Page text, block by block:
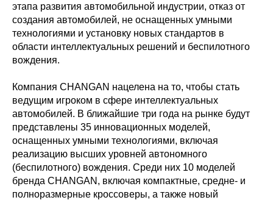
этапа развития автомобильной индустрии, отказ от
создания автомобилей, не оснащенных умными
технологиями и установку новых стандартов в
области интеллектуальных решений и беспилотного
вождения.
Компания CHANGAN нацелена на то, чтобы стать
ведущим игроком в сфере интеллектуальных
автомобилей. В ближайшие три года на рынке будут
представлены 35 инновационных моделей,
оснащенных умными технологиями, включая
реализацию высших уровней автономного
(беспилотного) вождения. Среди них 10 моделей
бренда CHANGAN, включая компактные, средне- и
полноразмерные кроссоверы, а также новый